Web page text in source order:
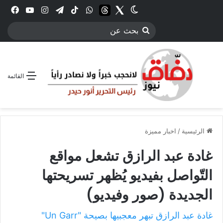
انستقرامتيلقرام‫TikTokواتسابthreadsTwitter
الوضع المظلم
بحث
القائمة
الرئيسية / اخبار مميزة
غادة عبد الرازق تشعل مواقع
التّواصل بفيديو يُظهر تسريحتها
الجديدة (صور وفيديو)
غادة عبد الرازق تبهر معجبيها بصيحة "Un Garr"